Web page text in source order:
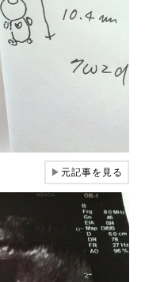
▶元記事を見る